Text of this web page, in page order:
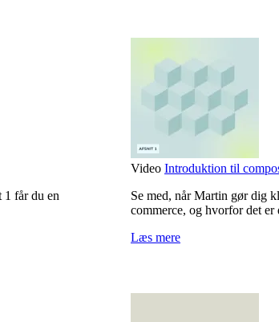
1 får du en
Video Introduktion til
Se med, når Martin gør dig
commerce, og hvorfor det er
Læs mere